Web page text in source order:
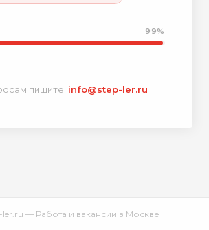
99%
пишите: info@step-ler.ru
ler.ru — Работа и вакансии в Москве